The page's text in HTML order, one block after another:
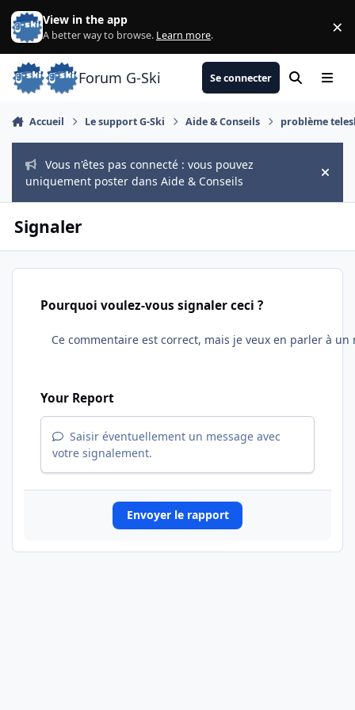
Aller au contenu
View in the app
A better way to browse. Learn more. ×
Forum G-Ski Se connecter Rechercher
Menu
Accueil Le support G-Ski Aide & Conseils problème
Vous n'êtes pas connecté : vous pouvez
uniquement poster dans Aide & Conseils
Hide
Signaler
Pourquoi voulez-vous signaler ceci ?
Your Report
Saisir éventuellement un message avec
votre signalement.
Envoyer le rapport